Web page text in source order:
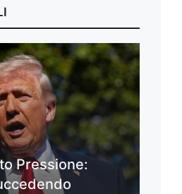
Pressione: